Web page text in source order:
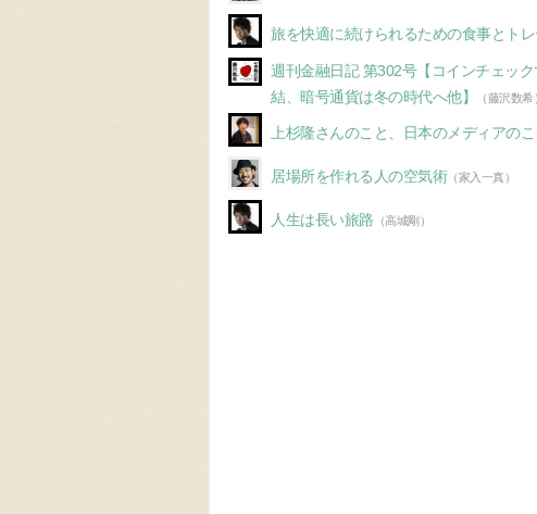
旅を快適に続けられるための食事とト
週刊金融日記 第302号【コインチェッ
結、暗号通貨は冬の時代へ他】
（藤沢数希
上杉隆さんのこと、日本のメディアのこ
居場所を作れる人の空気術（家入一真）
人生は長い旅路 （高城剛）